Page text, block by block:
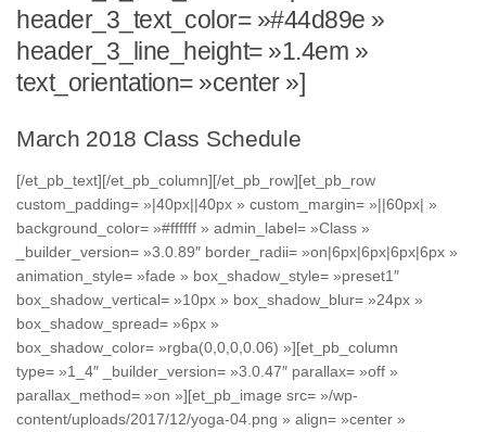
header_3_text_color= »#44d89e »
header_3_line_height= »1.4em »
text_orientation= »center »]
March 2018 Class Schedule
[/et_pb_text][/et_pb_column][/et_pb_row][et_pb_row
custom_padding= »|40px||40px » custom_margin= »||60px| »
background_color= »#ffffff » admin_label= »Class »
_builder_version= »3.0.89″ border_radii= »on|6px|6px|6px|6px »
animation_style= »fade » box_shadow_style= »preset1″
box_shadow_vertical= »10px » box_shadow_blur= »24px »
box_shadow_spread= »6px »
box_shadow_color= »rgba(0,0,0,0.06) »][et_pb_column
type= »1_4″ _builder_version= »3.0.47″ parallax= »off »
parallax_method= »on »][et_pb_image src= »/wp-
content/uploads/2017/12/yoga-04.png » align= »center »